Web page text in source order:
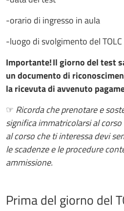
-orario di ingresso in aula
-luogo di svolgimento del TOLC
Importante! Il giorno del test
un documento di
la ricevuta di avvenuto
☞ Ricorda che prenotare e
significa immatricolarsi al corso
al corso che ti interessa devi
le scadenze e le procedure
ammissione.
Prima del giorno del